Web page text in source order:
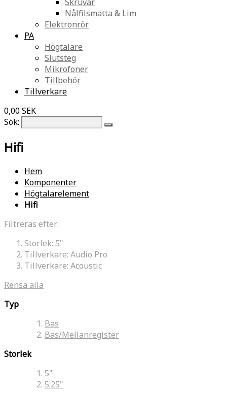
Nålfilsmatta & Lim
Elektronrör
PA
Högtalare
Slutsteg
Mikrofoner
Tillbehör
Tillverkare
0,00 SEK
Sök:
Hifi
Hem
Komponenter
Högtalarelement
Hifi
Filtreras efter:
Storlek: 5"
Tillverkare: Audio Pro
Tillverkare: Acoustic
Rensa alla
Typ
Bas
Bas/Mellanregister
Storlek
5"
5.25"